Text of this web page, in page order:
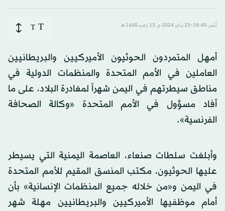
نُشر: 18:40-23 يناير 2024 م ـ 13 رَجب 1445 هـ T
T
أمهل المتمردون الحوثيون الأميركيين والبريطانيين
العاملين في الأمم المتحدة والمنظمات الدولية في
مناطق سيطرتهم في اليمن شهراً لمغادرة البلاد، على ما
أفاد مسؤول في الأمم المتحدة «وكالة الصحافة
الفرنسية».
وأبلغت سلطات صنعاء، العاصمة اليمنية التي يسيطر
عليها الحوثيون، مكتب المنسق المقيم للأمم المتحدة
في اليمن و«من خلاله جميع المنظمات الإنسانية» بأن
أمام موظفيها الأميركيين والبريطانيين مهلة شهر